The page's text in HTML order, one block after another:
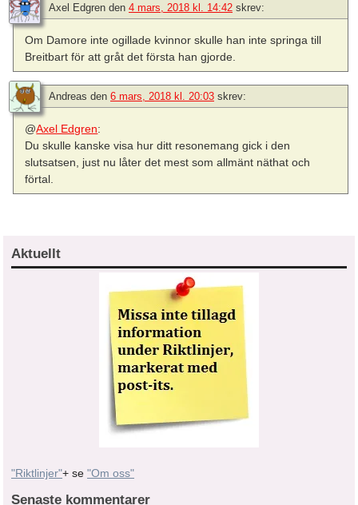
Axel Edgren den 4 mars, 2018 kl. 14:42 skrev:
Om Damore inte ogillade kvinnor skulle han inte springa till
Breitbart för att gråt det första han gjorde.
Andreas den 6 mars, 2018 kl. 20:03 skrev:
@Axel Edgren:
Du skulle kanske visa hur ditt resonemang gick i den
slutsatsen, just nu låter det mest som allmänt näthat och
förtal.
Aktuellt
"Riktlinjer"+ se "Om oss"
Senaste kommentarer